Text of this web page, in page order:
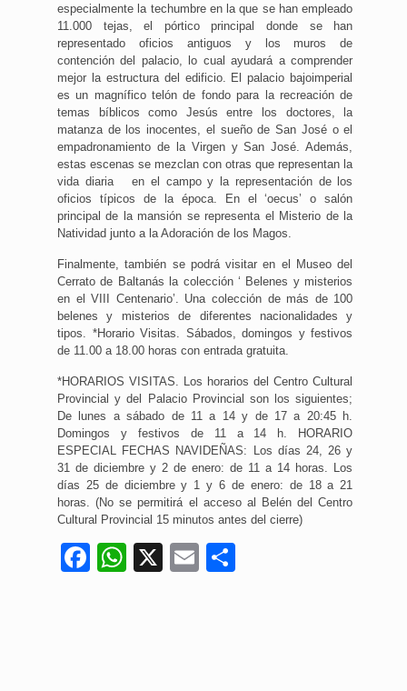
especialmente la techumbre en la que se han empleado
11.000 tejas, el pórtico principal donde se han
representado oficios antiguos y los muros de
contención del palacio, lo cual ayudará a comprender
mejor la estructura del edificio. El palacio bajoimperial
es un magnífico telón de fondo para la recreación de
temas bíblicos como Jesús entre los doctores, la
matanza de los inocentes, el sueño de San José o el
empadronamiento de la Virgen y San José. Además,
estas escenas se mezclan con otras que representan la
vida diaria en el campo y la representación de los
oficios típicos de la época. En el ‘oecus’ o salón
principal de la mansión se representa el Misterio de la
Natividad junto a la Adoración de los Magos.
Finalmente, también se podrá visitar en el Museo del
Cerrato de Baltanás la colección ‘ Belenes y misterios
en el VIII Centenario’. Una colección de más de 100
belenes y misterios de diferentes nacionalidades y
tipos. *Horario Visitas. Sábados, domingos y festivos
de 11.00 a 18.00 horas con entrada gratuita.
*HORARIOS VISITAS. Los horarios del Centro Cultural
Provincial y del Palacio Provincial son los siguientes;
De lunes a sábado de 11 a 14 y de 17 a 20:45 h.
Domingos y festivos de 11 a 14 h. HORARIO
ESPECIAL FECHAS NAVIDEÑAS: Los días 24, 26 y
31 de diciembre y 2 de enero: de 11 a 14 horas. Los
días 25 de diciembre y 1 y 6 de enero: de 18 a 21
horas. (No se permitirá el acceso al Belén del Centro
Cultural Provincial 15 minutos antes del cierre)
Facebook
WhatsApp
X Email